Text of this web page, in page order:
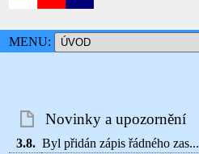
MENU:
Novinky a upozornění
3.8. Byl přidán zápis řádného zas...